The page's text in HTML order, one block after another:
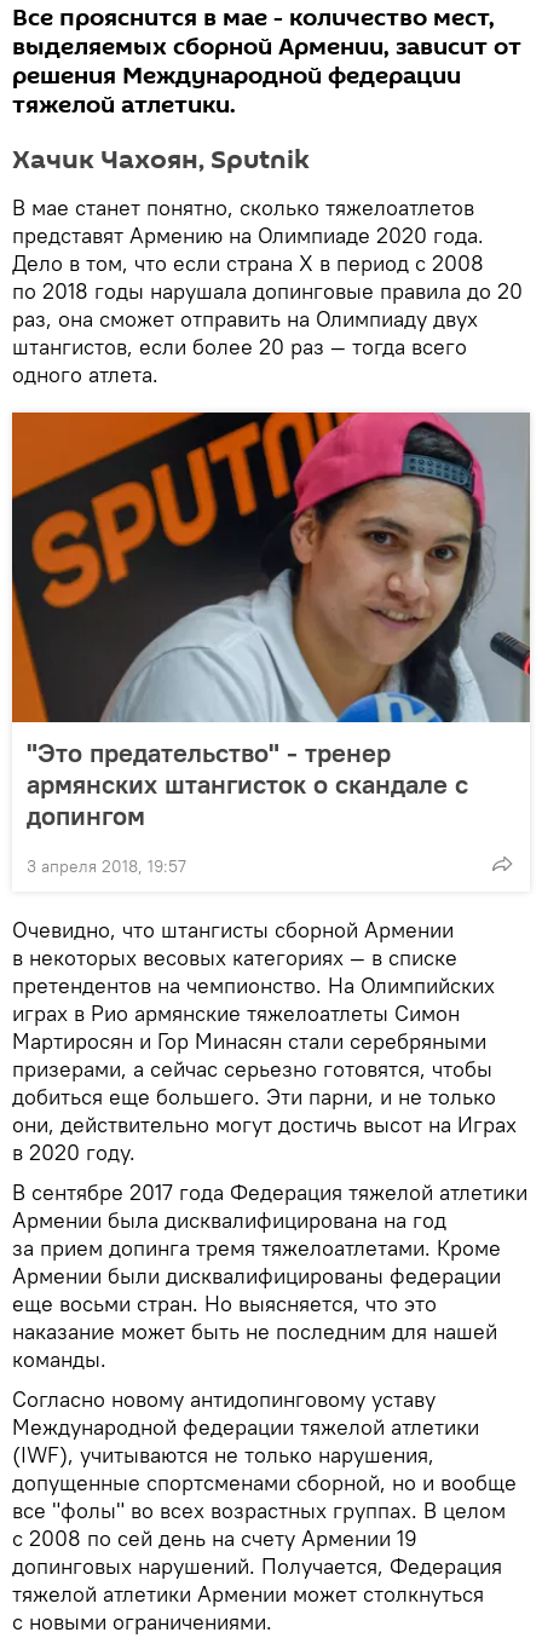
Все прояснится в мае - количество мест,
выделяемых сборной Армении, зависит от
решения Международной федерации
тяжелой атлетики.
Хачик Чахоян, Sputnik
В мае станет понятно, сколько тяжелоатлетов
представят Армению на Олимпиаде 2020 года.
Дело в том, что если страна X в период с 2008
по 2018 годы нарушала допинговые правила до 20
раз, она сможет отправить на Олимпиаду двух
штангистов, если более 20 раз — тогда всего
одного атлета.
"Это предательство" - тренер
армянских штангисток о скандале с
допингом
3 апреля 2018, 19:57
Очевидно, что штангисты сборной Армении
в некоторых весовых категориях — в списке
претендентов на чемпионство. На Олимпийских
играх в Рио армянские тяжелоатлеты Симон
Мартиросян и Гор Минасян стали серебряными
призерами, а сейчас серьезно готовятся, чтобы
добиться еще большего. Эти парни, и не только
они, действительно могут достичь высот на Играх
в 2020 году.
В сентябре 2017 года Федерация тяжелой атлетики
Армении была дисквалифицирована на год
за прием допинга тремя тяжелоатлетами. Кроме
Армении были дисквалифицированы федерации
еще восьми стран. Но выясняется, что это
наказание может быть не последним для нашей
команды.
Согласно новому антидопинговому уставу
Международной федерации тяжелой атлетики
(IWF), учитываются не только нарушения,
допущенные спортсменами сборной, но и вообще
все "фолы" во всех возрастных группах. В целом
с 2008 по сей день на счету Армении 19
допинговых нарушений. Получается, Федерация
тяжелой атлетики Армении может столкнуться
с новыми ограничениями.